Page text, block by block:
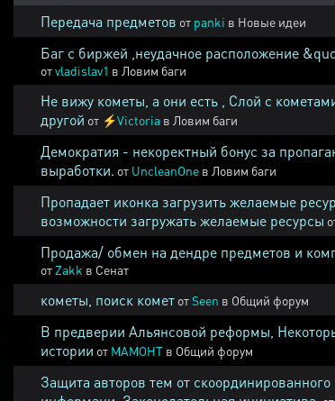
Передача предметов от panki в Новые идеи
Баг с биржей ,неудачное расположение
отvladislav1 в Ловим баги
Не вижу кометы, а они есть , Слой с
другой от ⚡Victoria в Ловим баги
Демократия - некоректный бонус за
выработки. от UncleanOne в Ловим баги
Пропадает иконка загрузить желаемые
возможности загружать желаемые ресурсы
Продажа/ обмен на дендре предметов и
от Zakk в Сенат
кометы, поиск комет отSeen в Общий форум
В предверии Альянсовой реформы,
истории от MAMOHT в Общий форум
Защита авторов тем от